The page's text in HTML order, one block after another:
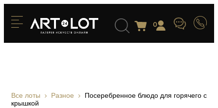
0
Все лоты Разное
Посеребренное блюдо для горячего с
крышкой